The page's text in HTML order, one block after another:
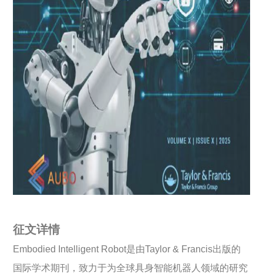
征文详情
Embodied Intelligent Robot是由Taylor & Francis出版的
国际学术期刊，致力于为全球具身智能机器人领域的研究